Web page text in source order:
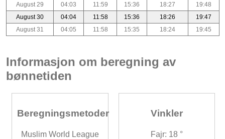
August 29
04:03 11:59 15:36 18:27
19:48
August 30
04:04 11:58 15:36 18:26
19:47
August 31
04:05 11:58 15:35 18:24 19:45
Informasjon om beregning av
bønnetiden
Beregningsmetoder
Muslim World League
Vinkler
Fajr: 18 °